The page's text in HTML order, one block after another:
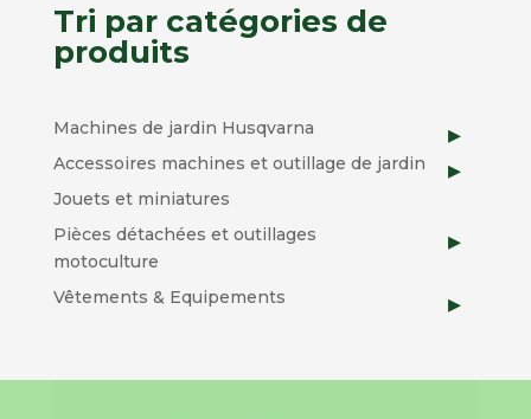
Tri par catégories de
produits
Machines de jardin Husqvarna
Accessoires machines et outillage de jardin
Jouets et miniatures
Pièces détachées et outillages
motoculture
Vêtements & Equipements